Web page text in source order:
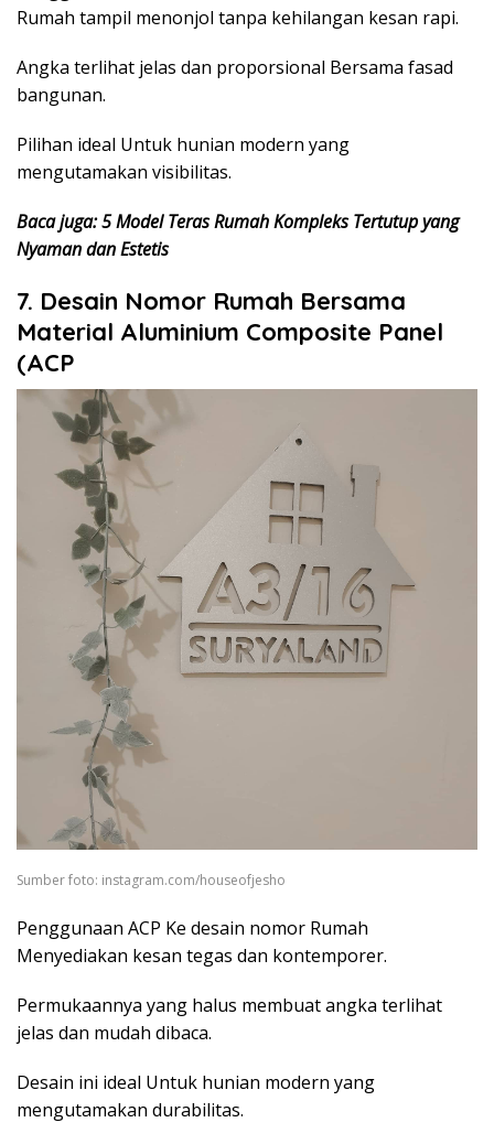
Rumah tampil menonjol tanpa kehilangan kesan rapi.
Angka terlihat jelas dan proporsional Bersama fasad
bangunan.
Pilihan ideal Untuk hunian modern yang
mengutamakan visibilitas.
Baca juga: 5 Model Teras Rumah Kompleks Tertutup yang
Nyaman dan Estetis
7. Desain Nomor Rumah Bersama
Material Aluminium Composite Panel
(ACP
Sumber foto: instagram.com/houseofjesho
Penggunaan ACP Ke desain nomor Rumah
Menyediakan kesan tegas dan kontemporer.
Permukaannya yang halus membuat angka terlihat
jelas dan mudah dibaca.
Desain ini ideal Untuk hunian modern yang
mengutamakan durabilitas.